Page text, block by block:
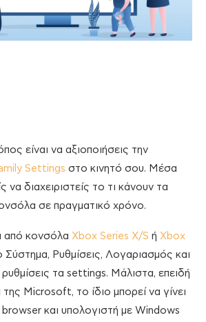
είναι να αξιοποιήσεις την
Settings στο κινητό σου. Μέσα
να διαχειριστείς το τι κάνουν τα
σε πραγματικό χρόνο.
από κονσόλα Xbox Series X/S ή Xbox
Σύστημα, Ρυθμίσεις, Λογαριασμός και
τα settings. Μάλιστα, επειδή
της Microsoft, το ίδιο μπορεί να γίνει
και υπολογιστή με Windows